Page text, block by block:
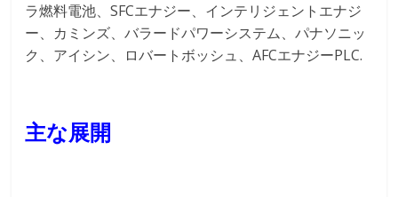
ラ燃料電池、SFCエナジー、インテリジェントエナジ
ー、カミンズ、バラードパワーシステム、パナソニッ
ク、アイシン、ロバートボッシュ、AFCエナジーPLC.
主な展開